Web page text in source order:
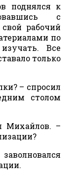
поднялся к
с
рабочий
по
Все
только
– спросил
столом
Михайлов. –